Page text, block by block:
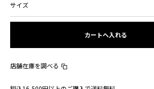
サイズ
カートへ入れる
店舗在庫を調べる